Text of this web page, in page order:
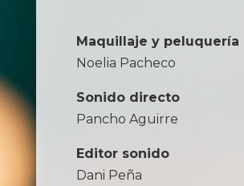
Maquillaje y peluquería
Noelia Pacheco
Sonido directo
Pancho Aguirre
Editor sonido
Dani Peña